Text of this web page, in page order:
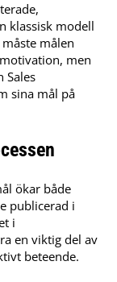
klassisk modell
målen
men
Sales
sina mål på
ökar både
publicerad i
i
en viktig del av
beteende.